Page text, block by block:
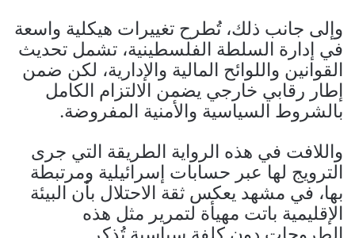
وإلى جانب ذلك، تُطرح تغييرات هيكلية واسعة
في إدارة السلطة الفلسطينية، تشمل تحديث
القوانين واللوائح المالية والإدارية، لكن ضمن
إطار رقابي خارجي يضمن الالتزام الكامل
بالشروط السياسية والأمنية المفروضة.
واللافت في هذه الرواية الطريقة التي جرى
الترويج لها عبر حسابات إسرائيلية ومرتبطة
بها، في مشهد يعكس ثقة الاحتلال بأن البيئة
الإقليمية باتت مهيأة لتمرير مثل هذه